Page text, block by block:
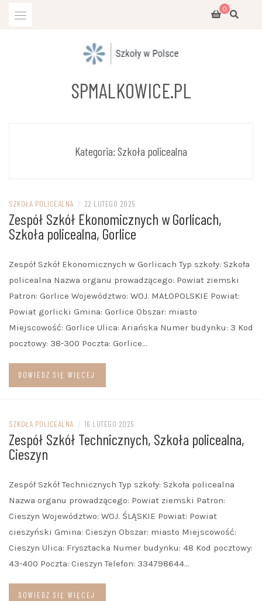
0
SPMALKOWICE.PL
Kategoria: Szkoła policealna
SZKOŁA POLICEALNA / 22 LUTEGO 2025
Zespół Szkół Ekonomicznych w Gorlicach,
Szkoła policealna, Gorlice
Zespół Szkół Ekonomicznych w Gorlicach Typ szkoły: Szkoła
policealna Nazwa organu prowadzącego: Powiat ziemski
Patron: Gorlice Województwo: WOJ. MAŁOPOLSKIE Powiat:
Powiat gorlicki Gmina: Gorlice Obszar: miasto
Miejscowość: Gorlice Ulica: Ariańska Numer budynku: 3 Kod
pocztowy: 38-300 Poczta: Gorlice…
DOWIEDZ SIĘ WIĘCEJ
SZKOŁA POLICEALNA / 16 LUTEGO 2025
Zespół Szkół Technicznych, Szkoła policealna,
Cieszyn
Zespół Szkół Technicznych Typ szkoły: Szkoła policealna
Nazwa organu prowadzącego: Powiat ziemski Patron:
Cieszyn Województwo: WOJ. ŚLĄSKIE Powiat: Powiat
cieszyński Gmina: Cieszyn Obszar: miasto Miejscowość:
Cieszyn Ulica: Frysztacka Numer budynku: 48 Kod pocztowy:
43-400 Poczta: Cieszyn Telefon: 334798644…
DOWIEDZ SIĘ WIĘCEJ